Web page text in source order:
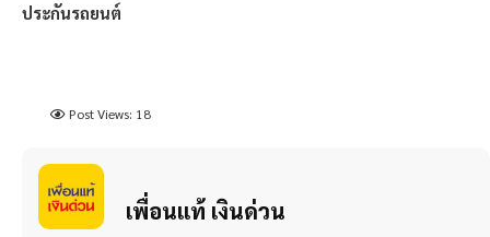
ประกันรถยนต์
Post Views: 18
เพื่อนแท้ เงินด่วน